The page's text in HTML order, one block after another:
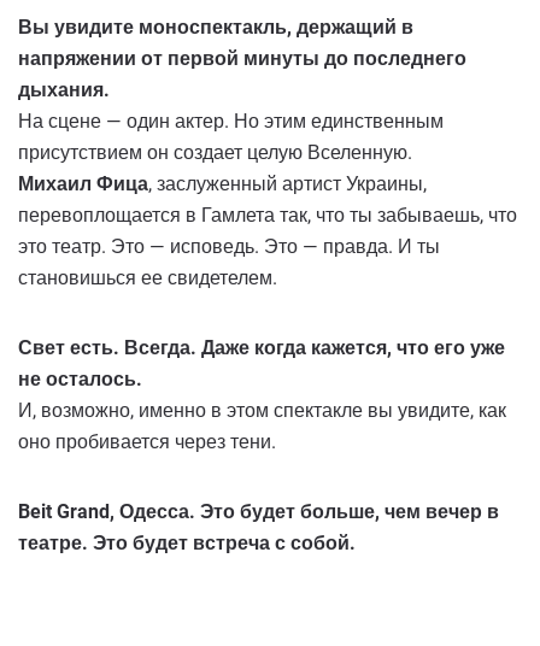
Вы увидите моноспектакль, держащий в
напряжении от первой минуты до последнего
дыхания.
На сцене — один актер. Но этим единственным
присутствием он создает целую Вселенную.
Михаил Фица, заслуженный артист Украины,
перевоплощается в Гамлета так, что ты забываешь, что
это театр. Это — исповедь. Это — правда. И ты
становишься ее свидетелем.
Свет есть. Всегда. Даже когда кажется, что его уже
не осталось.
И, возможно, именно в этом спектакле вы увидите, как
оно пробивается через тени.
Beit Grand, Одесса. Это будет больше, чем вечер в
театре. Это будет встреча с собой.